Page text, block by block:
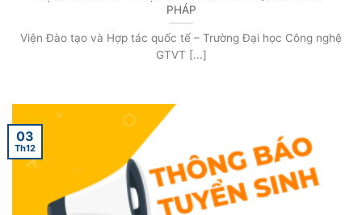
PHÁP
Viện Đào tạo và Hợp tác quốc tế – Trường Đại học Công nghệ
GTVT [...]
03
Th12